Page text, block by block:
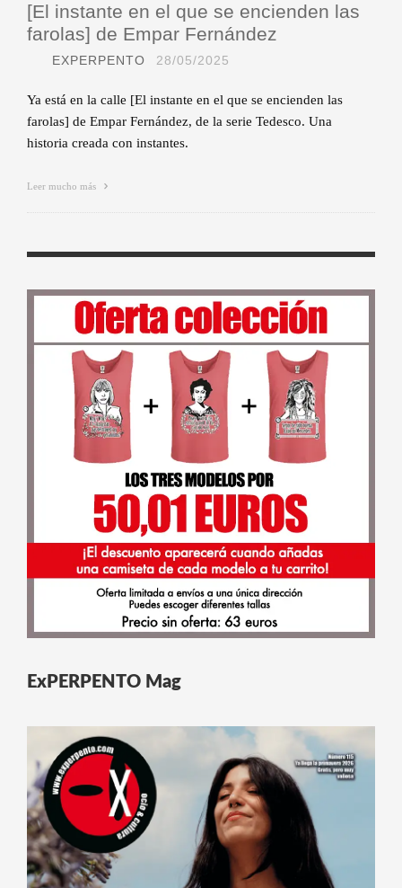
[El instante en el que se encienden las
farolas] de Empar Fernández
EXPERPENTO 28/05/2025
Ya está en la calle [El instante en el que se encienden las
farolas] de Empar Fernández, de la serie Tedesco. Una
historia creada con instantes.
Leer mucho más
ExPERPENTO Mag